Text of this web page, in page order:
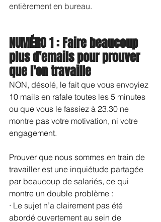
entièrement en bureau.
NUMÉRO 1 : Faire beaucoup
plus d'emails pour prouver
que l'on travaille
NON, désolé, le fait que vous envoyiez
10 mails en rafale toutes les 5 minutes
ou que vous le fassiez à 23.30 ne
montre pas votre motivation, ni votre
engagement.
Prouver que nous sommes en train de
travailler est une inquiétude partagée
par beaucoup de salariés, ce qui
montre un double problème :
· Le sujet n’a clairement pas été
abordé ouvertement au sein de